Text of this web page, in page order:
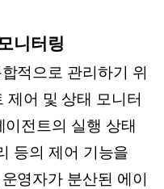
니터링
적으로 관리하기 위
제어 및 상태 모니터
전트의 실행 상태
등의 제어 기능을
영자가 분산된 에이